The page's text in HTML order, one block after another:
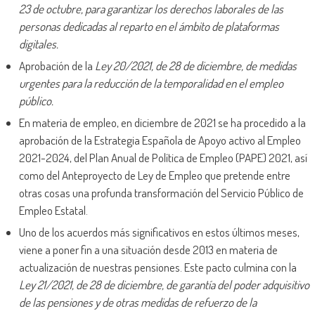
23 de octubre, para garantizar los derechos laborales de las
personas dedicadas al reparto en el ámbito de plataformas
digitales.
Aprobación de la Ley 20/2021, de 28 de diciembre, de medidas
urgentes para la reducción de la temporalidad en el empleo
público.
En materia de empleo, en diciembre de 2021 se ha procedido a la
aprobación de la Estrategia Española de Apoyo activo al Empleo
2021-2024, del Plan Anual de Política de Empleo (PAPE) 2021, así
como del Anteproyecto de Ley de Empleo que pretende entre
otras cosas una profunda transformación del Servicio Público de
Empleo Estatal.
Uno de los acuerdos más significativos en estos últimos meses,
viene a poner fin a una situación desde 2013 en materia de
actualización de nuestras pensiones. Este pacto culmina con la
Ley 21/2021, de 28 de diciembre, de garantía del poder adquisitivo
de las pensiones y de otras medidas de refuerzo de la